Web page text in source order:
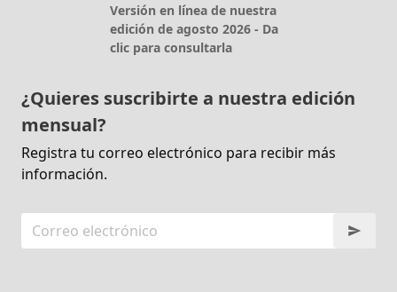
Versión en línea de nuestra
edición de agosto 2026 - Da
clic para consultarla
¿Quieres suscribirte a nuestra edición
mensual?
Registra tu correo electrónico para recibir más
información.